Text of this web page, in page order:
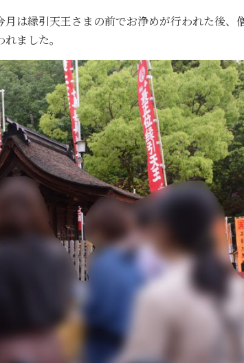
は縁引天王さまの前でお浄めが行われた後、
ました。